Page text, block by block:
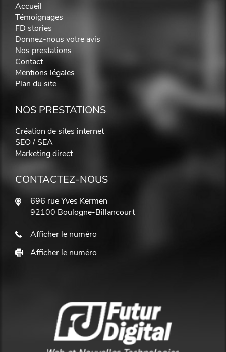
Accueil
Témoignages
FD stories
Donnez-nous votre avis
Nos prestations
Contact
Mentions légales
Plan du site
NOS PRESTATIONS
Création de sites internet
SEO / SEA
Marketing direct
CONTACTEZ-NOUS
696 rue Yves Kermen
92100 Boulogne-Billancourt
Afficher le numéro
Afficher le numéro